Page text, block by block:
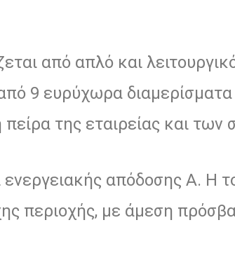
από απλό και
9 ευρύχωρα
της εταιρείας και των
ενεργειακής απόδοσης Α. H
περιοχής, με άμεση